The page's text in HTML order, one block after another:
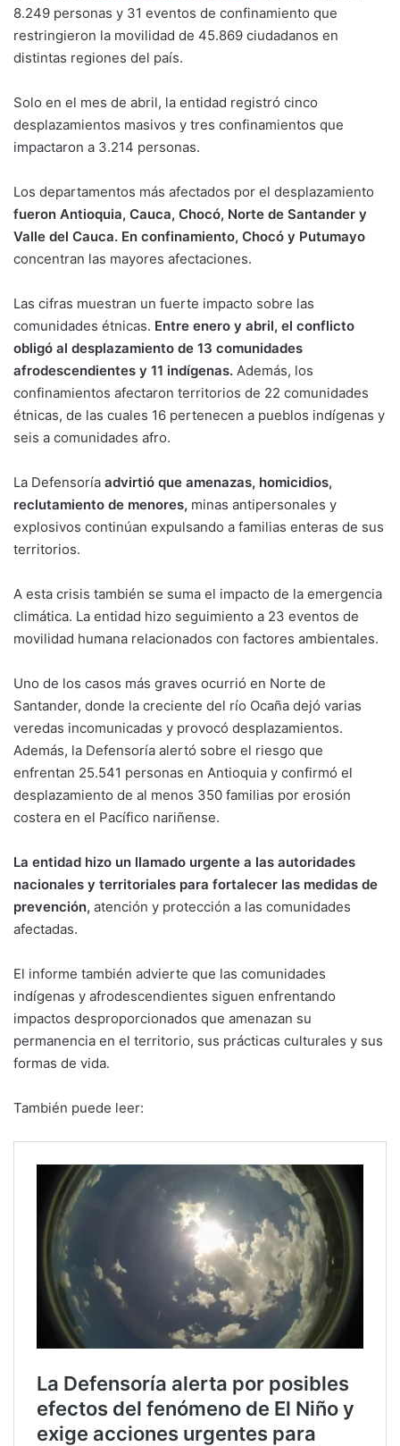
8.249 personas y 31 eventos de confinamiento que
restringieron la movilidad de 45.869 ciudadanos en
distintas regiones del país.
Solo en el mes de abril, la entidad registró cinco
desplazamientos masivos y tres confinamientos que
impactaron a 3.214 personas.
Los departamentos más afectados por el desplazamiento
fueron Antioquia, Cauca, Chocó, Norte de Santander y
Valle del Cauca. En confinamiento, Chocó y Putumayo
concentran las mayores afectaciones.
Las cifras muestran un fuerte impacto sobre las
comunidades étnicas. Entre enero y abril, el conflicto
obligó al desplazamiento de 13 comunidades
afrodescendientes y 11 indígenas. Además, los
confinamientos afectaron territorios de 22 comunidades
étnicas, de las cuales 16 pertenecen a pueblos indígenas y
seis a comunidades afro.
La Defensoría advirtió que amenazas, homicidios,
reclutamiento de menores, minas antipersonales y
explosivos continúan expulsando a familias enteras de sus
territorios.
A esta crisis también se suma el impacto de la emergencia
climática. La entidad hizo seguimiento a 23 eventos de
movilidad humana relacionados con factores ambientales.
Uno de los casos más graves ocurrió en Norte de
Santander, donde la creciente del río Ocaña dejó varias
veredas incomunicadas y provocó desplazamientos.
Además, la Defensoría alertó sobre el riesgo que
enfrentan 25.541 personas en Antioquia y confirmó el
desplazamiento de al menos 350 familias por erosión
costera en el Pacífico nariñense.
La entidad hizo un llamado urgente a las autoridades
nacionales y territoriales para fortalecer las medidas de
prevención, atención y protección a las comunidades
afectadas.
El informe también advierte que las comunidades
indígenas y afrodescendientes siguen enfrentando
impactos desproporcionados que amenazan su
permanencia en el territorio, sus prácticas culturales y sus
formas de vida.
También puede leer: